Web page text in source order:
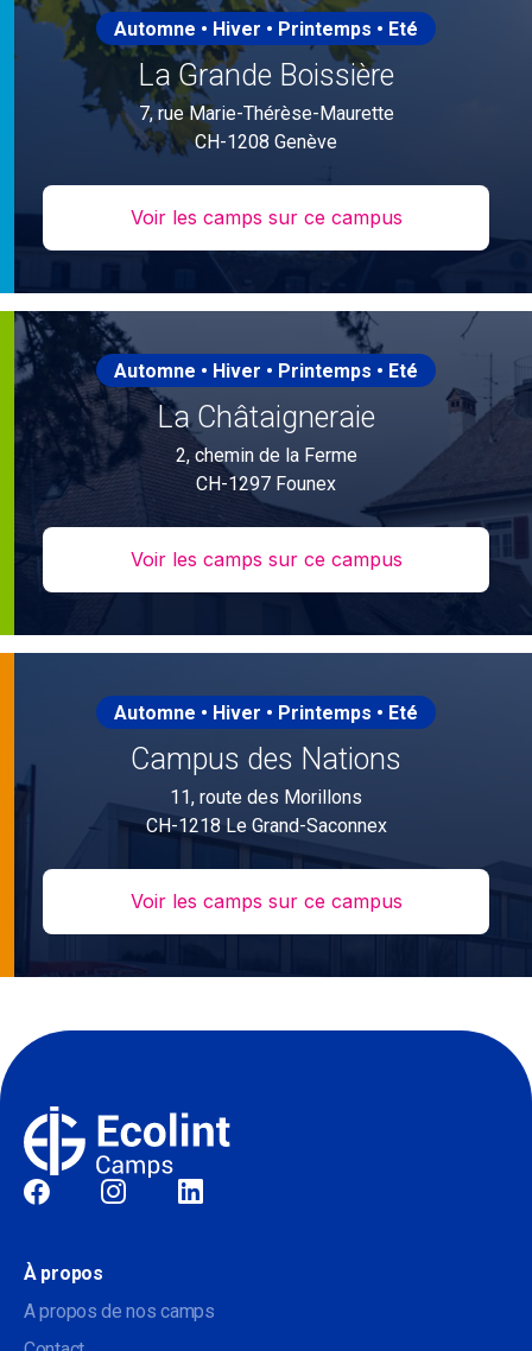
Automne • Hiver • Printemps • Eté
La Grande Boissière
7, rue Marie-Thérèse-Maurette
CH-1208 Genève
Voir les camps sur ce campus
Automne • Hiver • Printemps • Eté
La Châtaigneraie
2, chemin de la Ferme
CH-1297 Founex
Voir les camps sur ce campus
Automne • Hiver • Printemps • Eté
Campus des Nations
11, route des Morillons
CH-1218 Le Grand-Saconnex
Voir les camps sur ce campus
Sociale
À propos
A propos de nos camps